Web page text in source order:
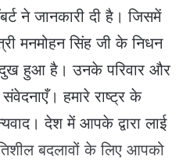
ने जानकारी दी है। जिसमें
मनमोहन सिंह जी के निधन
हुआ है। उनके परिवार और
हमारे राष्ट्र के
देश में आपके द्वारा लाई
बदलावों के लिए आपको